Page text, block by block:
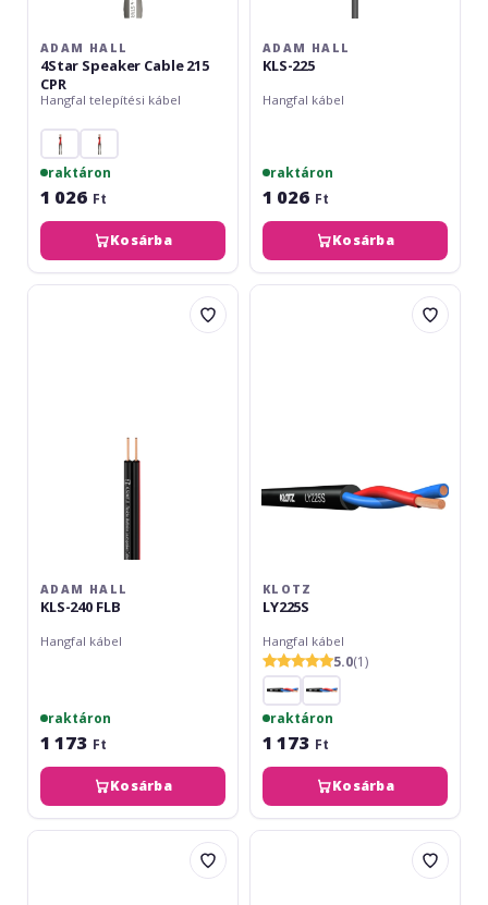
ADAM HALL
4Star Speaker Cable 215
CPR
Hangfal telepítési kábel
raktáron
1 026 Ft
Kosárba
ADAM HALL
KLS-225
Hangfal kábel
raktáron
1 026 Ft
Kosárba
Adam
ADAM HALL
KLS-240 FLB
Hangfal kábel
raktáron
1 173 Ft
Kosárba
Klotz
KLOTZ
LY225S
Hangfal kábel
5.0(1)
raktáron
1 173 Ft
Kosárba
Adam
Adam